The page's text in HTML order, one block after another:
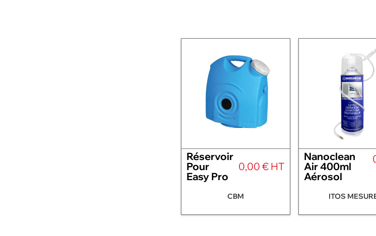
Réservoir
Pour
Easy Pro
0,00 € HT
CBM
Nanoclean
Air 400ml
Aérosol
ITOS